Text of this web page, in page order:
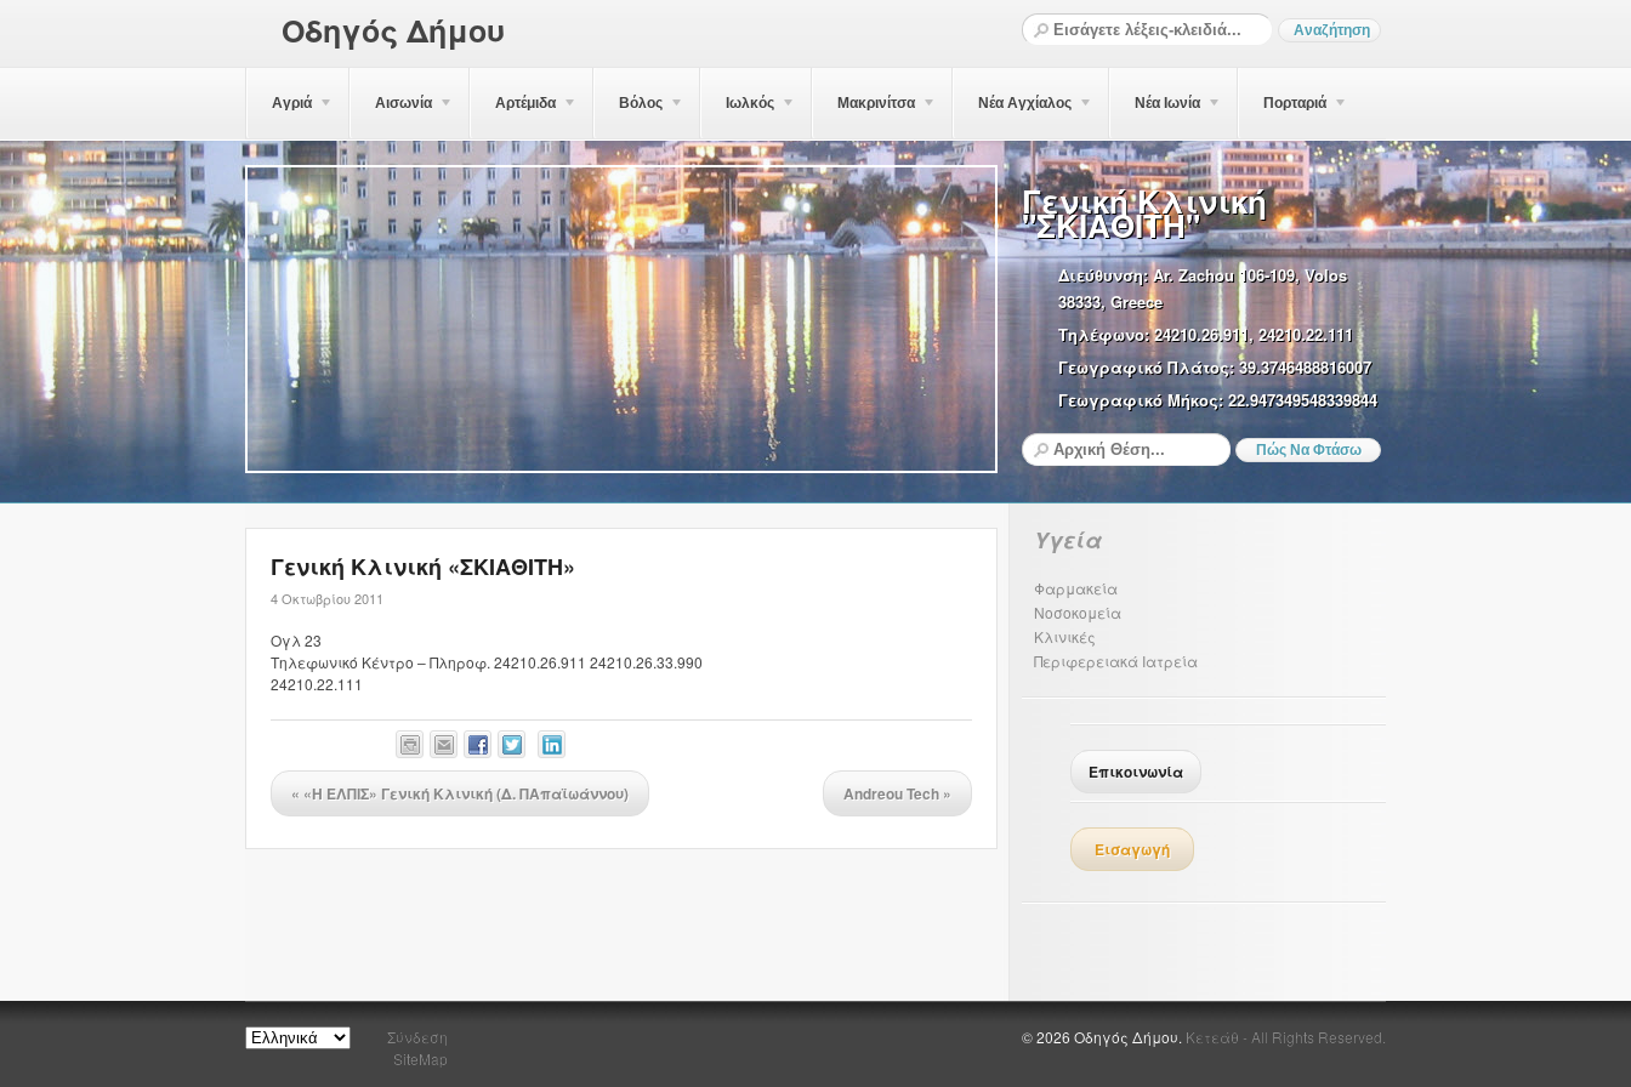
Οδηγός Δήμου
Αγριά Αισωνία Αρτέμιδα Βόλος Ιωλκός Μακρινίτσα Νέα Αγχίαλος Νέα Ιωνία Πορταριά
Γενική Κλινική
"ΣΚΙΑΘΙΤΗ"
Διεύθυνση:Ar. Zachou 106-109, Volos
38333, Greece
Τηλέφωνο:24210.26.911, 24210.22.111
Γεωγραφικό Πλάτος:39.3746488816007
Γεωγραφικό Μήκος:22.947349548339844
Γενική Κλινική «ΣΚΙΑΘΙΤΗ»
4 Οκτωβρίου 2011
Ογλ 23
Τηλεφωνικό Κέντρο – Πληροφ. 24210.26.911 24210.26.33.990
24210.22.111
« «Η ΕΛΠΙΣ» Γενική Κλινική (Δ. ΠΑπαϊωάννου) Andreou Tech »
Υγεία
Φαρμακεία
Νοσοκομεία
Κλινικές
Περιφερειακά Ιατρεία
Επικοινωνία
Εισαγωγή
Σύνδεση
SiteMap
© 2026 Οδηγός Δήμου. Κετεάθ - All Rights Reserved.